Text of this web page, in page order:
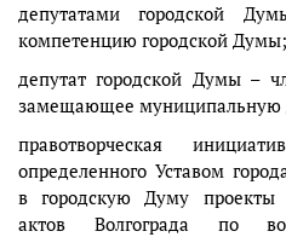
депутатами городской
компетенцию городской Думы;
депутат городской Думы –
замещающее муниципальную
правотворческая
определенного Уставом
в городскую Думу проекты
актов Волгограда по